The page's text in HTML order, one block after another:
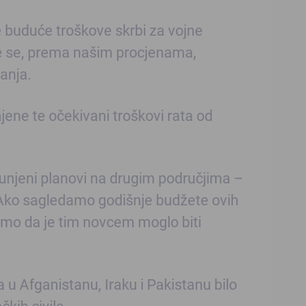
troškove skrbi za vojne
prema našim procjenama,
te očekivani troškovi rata od
planovi na drugim područjima –
sagledamo godišnje budžete ovih
da je tim novcem moglo biti
Afganistanu, Iraku i Pakistanu bilo